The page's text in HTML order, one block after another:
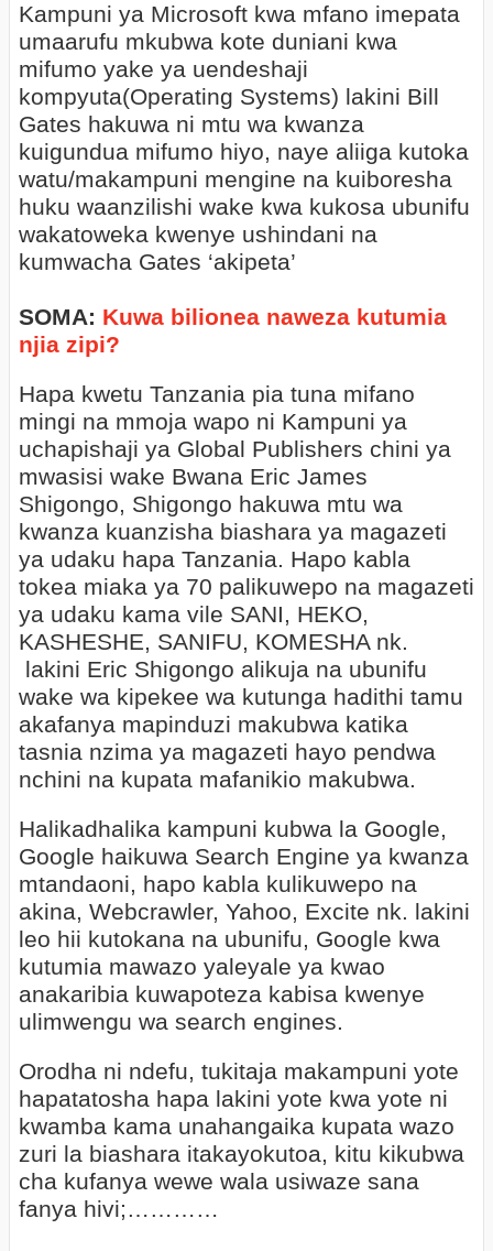
Kampuni ya Microsoft kwa mfano imepata
umaarufu mkubwa kote duniani kwa
mifumo yake ya uendeshaji
kompyuta(Operating Systems) lakini Bill
Gates hakuwa ni mtu wa kwanza
kuigundua mifumo hiyo, naye aliiga kutoka
watu/makampuni mengine na kuiboresha
huku waanzilishi wake kwa kukosa ubunifu
wakatoweka kwenye ushindani na
kumwacha Gates ‘akipeta’
SOMA: Kuwa bilionea naweza kutumia
njia zipi?
Hapa kwetu Tanzania pia tuna mifano
mingi na mmoja wapo ni Kampuni ya
uchapishaji ya Global Publishers chini ya
mwasisi wake Bwana Eric James
Shigongo, Shigongo hakuwa mtu wa
kwanza kuanzisha biashara ya magazeti
ya udaku hapa Tanzania. Hapo kabla
tokea miaka ya 70 palikuwepo na magazeti
ya udaku kama vile SANI, HEKO,
KASHESHE, SANIFU, KOMESHA nk.
lakini Eric Shigongo alikuja na ubunifu
wake wa kipekee wa kutunga hadithi tamu
akafanya mapinduzi makubwa katika
tasnia nzima ya magazeti hayo pendwa
nchini na kupata mafanikio makubwa.
Halikadhalika kampuni kubwa la Google,
Google haikuwa Search Engine ya kwanza
mtandaoni, hapo kabla kulikuwepo na
akina, Webcrawler, Yahoo, Excite nk. lakini
leo hii kutokana na ubunifu, Google kwa
kutumia mawazo yaleyale ya kwao
anakaribia kuwapoteza kabisa kwenye
ulimwengu wa search engines.
Orodha ni ndefu, tukitaja makampuni yote
hapatatosha hapa lakini yote kwa yote ni
kwamba kama unahangaika kupata wazo
zuri la biashara itakayokutoa, kitu kikubwa
cha kufanya wewe wala usiwaze sana
fanya hivi;…………